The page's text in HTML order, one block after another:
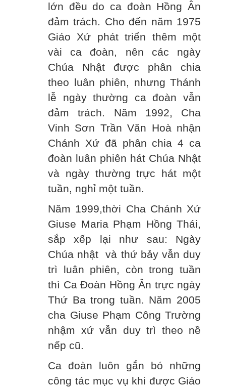
lớn đều do ca đoàn Hồng Ân
đảm trách. Cho đến năm 1975
Giáo Xứ phát triển thêm một
vài ca đoàn, nên các ngày
Chúa Nhật được phân chia
theo luân phiên, nhưng Thánh
lễ ngày thường ca đoàn vẫn
đảm trách. Năm 1992, Cha
Vinh Sơn Trần Văn Hoà nhận
Chánh Xứ đã phân chia 4 ca
đoàn luân phiên hát Chúa Nhật
và ngày thường trực hát một
tuần, nghỉ một tuần.
Năm 1999,thời Cha Chánh Xứ
Giuse Maria Phạm Hồng Thái,
sắp xếp lại như sau: Ngày
Chúa nhật và thứ bảy vẫn duy
trì luân phiên, còn trong tuần
thì Ca Đoàn Hồng Ân trực ngày
Thứ Ba trong tuần. Năm 2005
cha Giuse Phạm Công Trường
nhậm xứ vẫn duy trì theo nề
nếp cũ.
Ca đoàn luôn gắn bó những
công tác mục vụ khi được Giáo